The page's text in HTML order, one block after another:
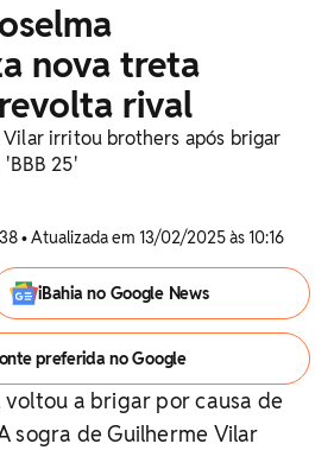
nova treta
rival
irritou brothers após brigar
25'
• Atualizada em 13/02/2025 às 10:16
iBahia no Google News
preferida no Google
voltou a brigar por causa de
sogra de Guilherme Vilar